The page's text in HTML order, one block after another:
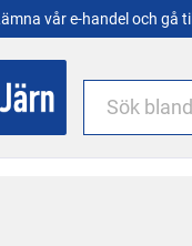
vår e-handel och gå